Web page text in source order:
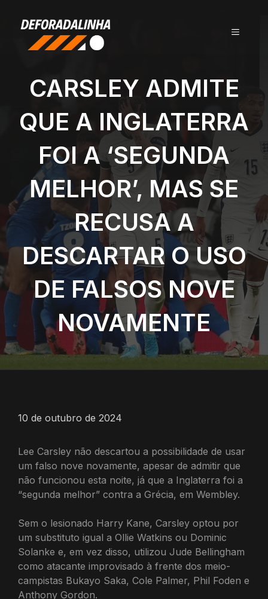
conteúdo
MENU
CARSLEY ADMITE
QUE A INGLATERRA
FOI A ‘SEGUNDA
MELHOR’, MAS SE
RECUSA A
DESCARTAR O USO
DE FALSOS NOVE
NOVAMENTE
10 de outubro de 2024
Lee Carsley não descartou a possibilidade de usar
um falso nove novamente, apesar de admitir que
não funcionou esta noite, já que a Inglaterra foi a
“segunda melhor” contra a Grécia, em Wembley.
Sem o lesionado Harry Kane, Carsley optou por
um substituto igual a Ollie Watkins ou Dominic
Solanke e, em vez disso, utilizou Jude Bellingham
como atacante improvisado à frente dos meio-
campistas Bukayo Saka, Cole Palmer, Phil Foden e
Anthony Gordon.